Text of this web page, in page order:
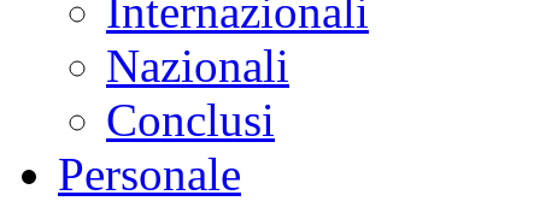
Internazionali
Nazionali
Conclusi
Personale